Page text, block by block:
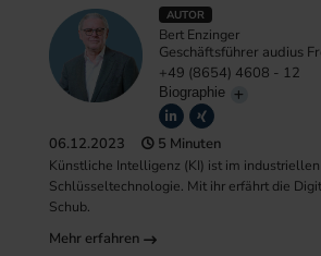
AUTOR
Bert Enzinger
Geschäftsführer audius
+49 (8654) 4608 - 12
Biographie
06.12.2023 5 Minuten
Künstliche Intelligenz (KI) ist im
Schlüsseltechnologie. Mit ihr erfährt die
Schub.
Mehr erfahren